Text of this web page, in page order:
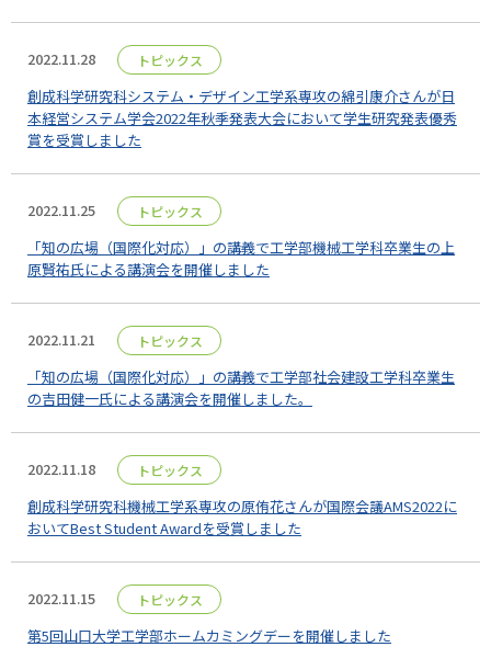
2022.11.28 トピックス
創成科学研究科システム・デザイン工学系専攻の綿引康介さんが日
本経営システム学会2022年秋季発表大会において学生研究発表優秀
賞を受賞しました
2022.11.25 トピックス
「知の広場（国際化対応）」の講義で工学部機械工学科卒業生の上
原賢祐氏による講演会を開催しました
2022.11.21 トピックス
「知の広場（国際化対応）」の講義で工学部社会建設工学科卒業生
の吉田健一氏による講演会を開催しました。
2022.11.18 トピックス
創成科学研究科機械工学系専攻の原侑花さんが国際会議AMS2022に
おいてBest Student Awardを受賞しました
2022.11.15 トピックス
第5回山口大学工学部ホームカミングデーを開催しました